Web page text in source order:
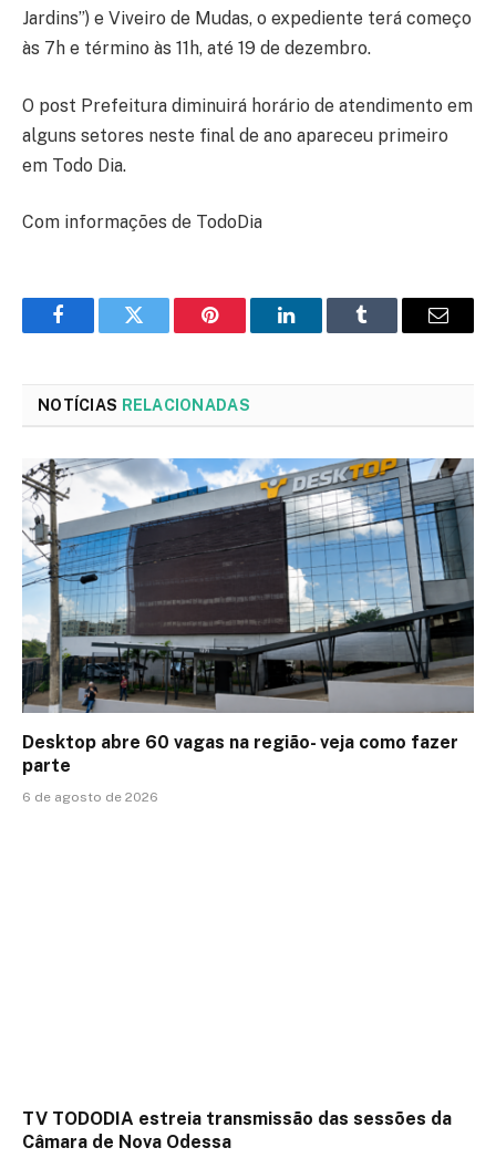
Jardins”) e Viveiro de Mudas, o expediente terá começo
às 7h e término às 11h, até 19 de dezembro.
O post Prefeitura diminuirá horário de atendimento em
alguns setores neste final de ano apareceu primeiro
em Todo Dia.
Com informações de TodoDia
FacebookTwitter Pinterest LinkedInTumblr Email
NOTÍCIAS RELACIONADAS
Desktop abre 60 vagas na região- veja como fazer
parte
6 de agosto de 2026
TV TODODIA estreia transmissão das sessões da
Câmara de Nova Odessa